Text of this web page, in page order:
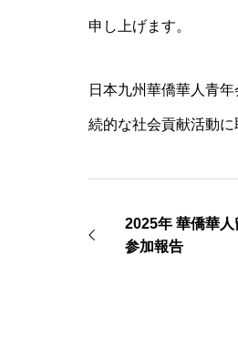
申し上げます。
日本九州華僑華人青
続的な社会貢献活動に
2025年 華僑華
参加報告